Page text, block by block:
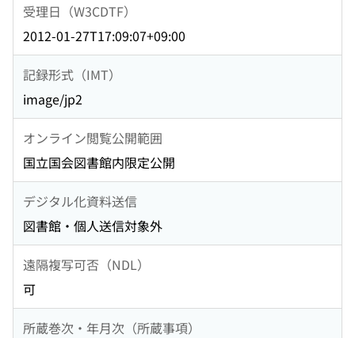
受理日（W3CDTF）
2012-01-27T17:09:07+09:00
記録形式（IMT）
image/jp2
オンライン閲覧公開範囲
国立国会図書館内限定公開
デジタル化資料送信
図書館・個人送信対象外
遠隔複写可否（NDL）
可
所蔵巻次・年月次（所蔵事項）